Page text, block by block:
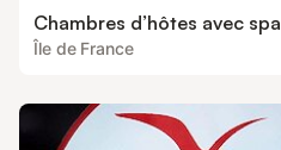
Chambres d’hôtes avec spa
Île de France